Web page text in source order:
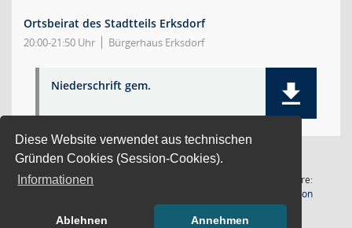
Diese Website verwendet aus technischen
Gründen Cookies (Session-Cookies).
Informationen
Ablehnen Annehmen
Ortsbeirat des Stadtteils Erksdorf
20:00-21:50 Uhr Bürgerhaus Erksdorf
Niederschrift gem.
5 Sätze
Software:
Session(Wird in